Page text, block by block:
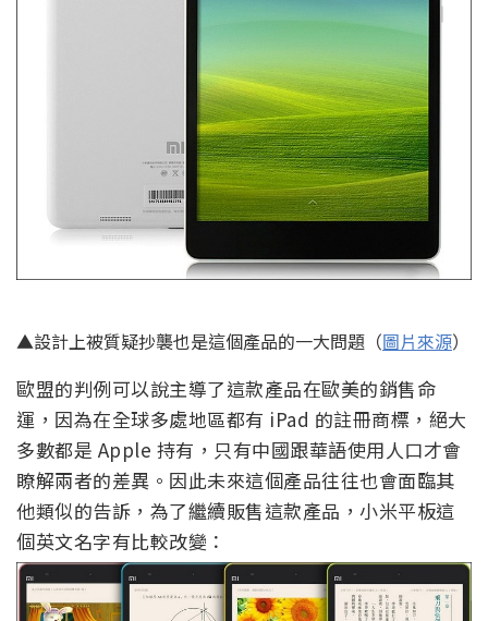
▲設計上被質疑抄襲也是這個產品的一大問題（圖片來源）
歐盟的判例可以說主導了這款產品在歐美的銷售命
運，因為在全球多處地區都有 iPad 的註冊商標，絕大
多數都是 Apple 持有，只有中國跟華語使用人口才會
瞭解兩者的差異。因此未來這個產品往往也會面臨其
他類似的告訴，為了繼續販售這款產品，小米平板這
個英文名字有比較改變：